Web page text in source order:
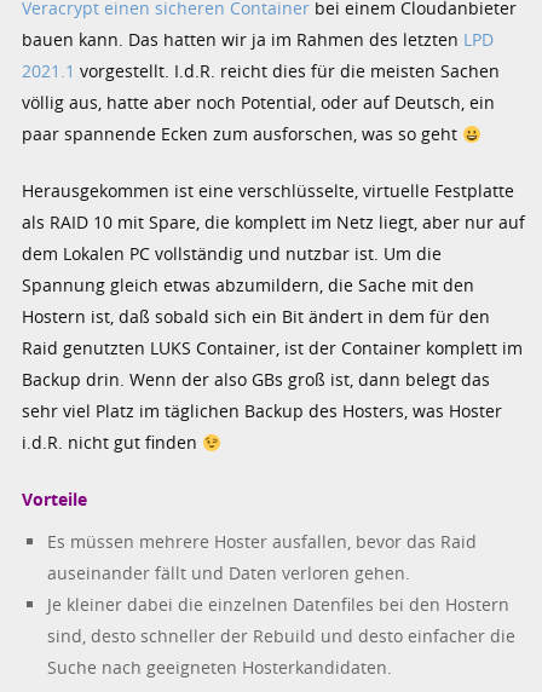
Veracrypt einen sicheren Container bei einem Cloudanbieter
bauen kann. Das hatten wir ja im Rahmen des letzten LPD
2021.1 vorgestellt. I.d.R. reicht dies für die meisten Sachen
völlig aus, hatte aber noch Potential, oder auf Deutsch, ein
paar spannende Ecken zum ausforschen, was so geht
Herausgekommen ist eine verschlüsselte, virtuelle Festplatte
als RAID 10 mit Spare, die komplett im Netz liegt, aber nur auf
dem Lokalen PC vollständig und nutzbar ist. Um die
Spannung gleich etwas abzumildern, die Sache mit den
Hostern ist, daß sobald sich ein Bit ändert in dem für den
Raid genutzten LUKS Container, ist der Container komplett im
Backup drin. Wenn der also GBs groß ist, dann belegt das
sehr viel Platz im täglichen Backup des Hosters, was Hoster
i.d.R. nicht gut finden
Vorteile
Es müssen mehrere Hoster ausfallen, bevor das Raid
auseinander fällt und Daten verloren gehen.
Je kleiner dabei die einzelnen Datenfiles bei den Hostern
sind, desto schneller der Rebuild und desto einfacher die
Suche nach geeigneten Hosterkandidaten.